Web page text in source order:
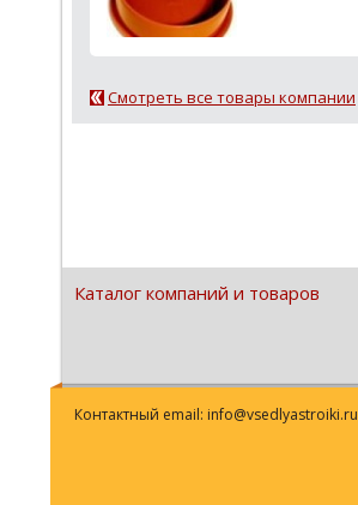
Смотреть все товары компании
Каталог компаний и товаров
Контактный email: info@vsedlyastroiki.ru